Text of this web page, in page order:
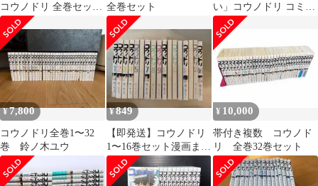
コウノドリ 全巻セット
1-32巻＋新型コロナウ
イルス編
全巻セット
い」コウノドリ コミッ
ク 1-26巻セット
¥7,800
コウノドリ全巻1〜32
巻 鈴ノ木ユウ
¥849
【即発送】コウノドリ
1〜16巻セット漫画まと
め売り
¥ 10,000
帯付き複数 コウノド
リ 全巻32巻セット